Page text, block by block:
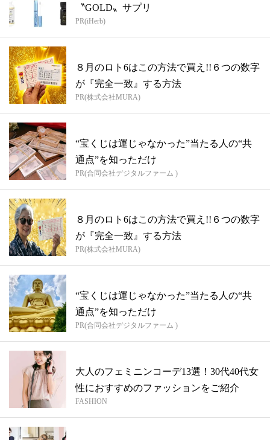
〝GOLD〟サプリ
PR(iHerb)
８月のロト6はこの方法で買え!!６つの数字
が『完全一致』する方法
PR(株式会社MURA)
“宝くじは運じゃなかった”当たる人の“共
通点”を知っただけ
PR(合同会社デジタルファーム )
８月のロト6はこの方法で買え!!６つの数字
が『完全一致』する方法
PR(株式会社MURA)
“宝くじは運じゃなかった”当たる人の“共
通点”を知っただけ
PR(合同会社デジタルファーム )
大人のフェミニンコーデ13選！30代40代女
性におすすめのファッションをご紹介
FASHION